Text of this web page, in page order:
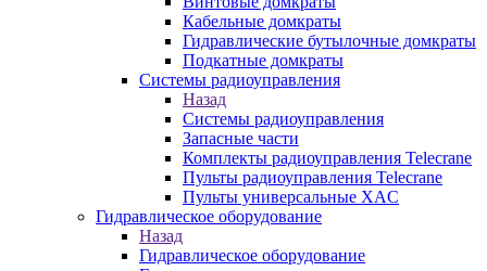
Кабельные домкраты
Гидравлические бутылочные домкраты
Подкатные домкраты
Системы радиоуправления
Назад
Системы радиоуправления
Запасные части
Комплекты радиоуправления Telecrane
Пульты радиоуправления Telecrane
Пульты универсальные XAC
Гидравлическое оборудование
Назад
Гидравлическое оборудование